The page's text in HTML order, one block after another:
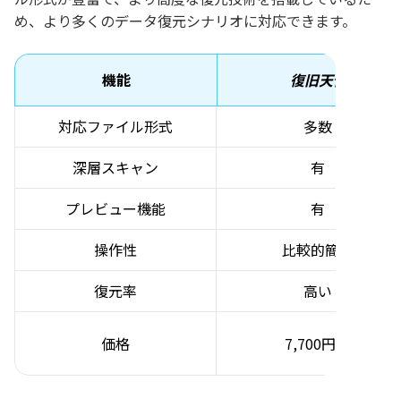
め、より多くのデータ復元シナリオに対応できます。
機能 復旧天使
対応ファイル形式
多数
深層スキャン
有
プレビュー機能
有
操作性
比較的簡単
復元率
高い
価格 7,700円～